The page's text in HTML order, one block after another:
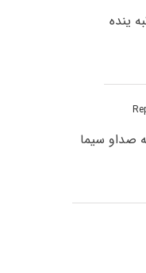
ینده
صداو سیما